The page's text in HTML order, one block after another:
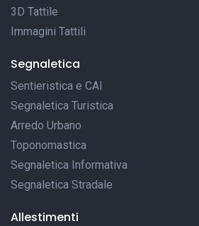
3D Tattile
Immagini Tattili
Segnaletica
Sentieristica e CAI
Segnaletica Turistica
Arredo Urbano
Toponomastica
Segnaletica Informativa
Segnaletica Stradale
Allestimenti